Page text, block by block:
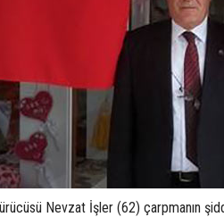
Nevzat İşler (62) çarpmanın